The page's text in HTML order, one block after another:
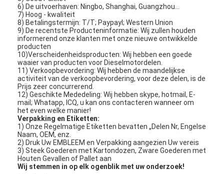
6) De uitvoerhaven: Ningbo, Shanghai, Guangzhou…
7) Hoog - kwaliteit
8) Betalingstermijn: T/T; Paypayl; Western Union
9) De recentste Producteninformatie: Wij zullen houden
informerend onze klanten met onze nieuwe ontwikkelde
producten
10)Verscheidenheidsproducten: Wij hebben een goede
waaier van producten voor Dieselmotordelen.
11) Verkoopbevordering: Wij hebben de maandelijkse
activiteit van de verkoopbevordering, voor deze delen, is de
Prijs zeer concurrerend.
12) Geschikte Mededeling: Wij hebben skype, hotmail, E-
mail; Whatapp, ICQ, u kan ons contacteren wanneer om
het even welke manier!
Verpakking en Etiketten:
1) Onze Regelmatige Etiketten bevatten „Delen Nr, Engelse
Naam, OEM, enz.
2) Druk Uw EMBLEEM en Verpakking aangezien Uw vereis
3) Steek Goederen met Kartondozen, Zware Goederen met
Houten Gevallen of Pallet aan
Wij stemmen in op elk ogenblik met uw onderzoek!